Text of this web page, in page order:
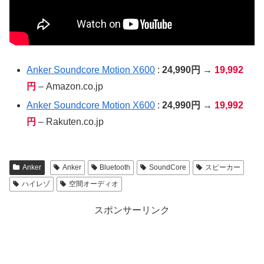
Anker Soundcore Motion X600 :24,990円 → 19,992
円 – Amazon.co.jp
Anker Soundcore Motion X600 :24,990円 → 19,992
円 – Rakuten.co.jp
Anker Anker Bluetooth SoundCore
スピーカー
ハイレゾ
空間オーディオ
スポンサーリンク